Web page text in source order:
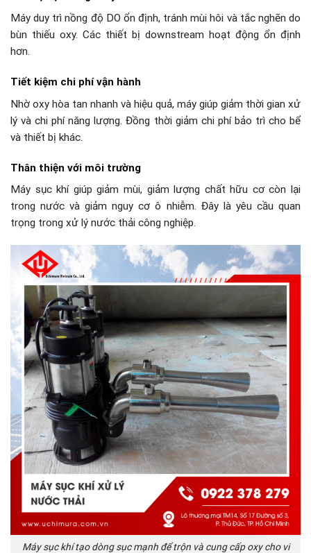
Máy duy trì nồng độ DO ổn định, tránh mùi hôi và tắc nghẽn do
bùn thiếu oxy. Các thiết bị downstream hoạt động ổn định
hơn.
Tiết kiệm chi phí vận hành
Nhờ oxy hòa tan nhanh và hiệu quả, máy giúp giảm thời gian xử
lý và chi phí năng lượng. Đồng thời giảm chi phí bảo trì cho bể
và thiết bị khác.
Thân thiện với môi trường
Máy sục khí giúp giảm mùi, giảm lượng chất hữu cơ còn lại
trong nước và giảm nguy cơ ô nhiễm. Đây là yêu cầu quan
trọng trong xử lý nước thải công nghiệp.
Máy sục khí tạo dòng sục mạnh để trộn và cung cấp oxy cho vi